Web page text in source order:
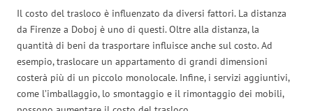
Il costo del trasloco è influenzato da diversi fattori. La distanza
da Firenze a Doboj è uno di questi. Oltre alla distanza, la
quantità di beni da trasportare influisce anche sul costo. Ad
esempio, traslocare un appartamento di grandi dimensioni
costerà più di un piccolo monolocale. Infine, i servizi aggiuntivi,
come l’imballaggio, lo smontaggio e il rimontaggio dei mobili,